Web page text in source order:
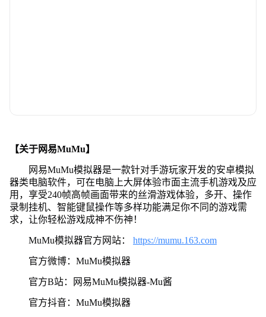
【关于网易MuMu】
网易MuMu模拟器是一款针对手游玩家开发的安卓模拟
器类电脑软件，可在电脑上大屏体验市面主流手机游戏及应
用，享受240帧高帧画面带来的丝滑游戏体验，多开、操作
录制挂机、智能键鼠操作等多样功能满足你不同的游戏需
求，让你轻松游戏成神不伤神！
MuMu模拟器官方网站： https://mumu.163.com
官方微博：MuMu模拟器
官方B站：网易MuMu模拟器-Mu酱
官方抖音：MuMu模拟器